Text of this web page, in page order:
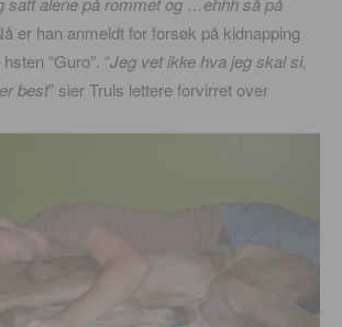
er han anmeldt for forsøk på kidnapping
“Guro”. “Jeg vet ikke hva jeg skal si,
best” sier Truls lettere forvirret over